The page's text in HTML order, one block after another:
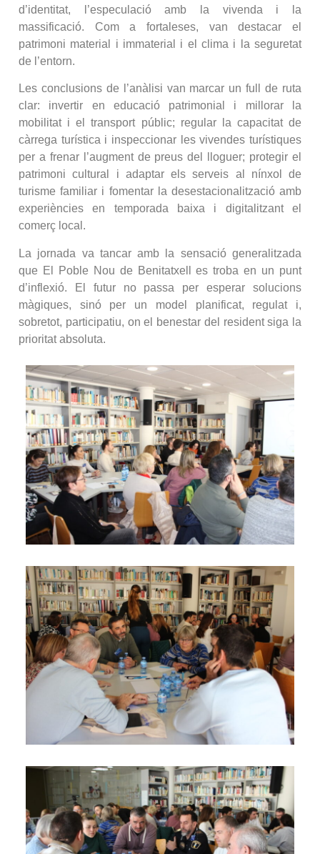
d’identitat, l’especulació amb la vivenda i la
massificació. Com a fortaleses, van destacar el
patrimoni material i immaterial i el clima i la seguretat
de l’entorn.
Les conclusions de l’anàlisi van marcar un full de ruta
clar: invertir en educació patrimonial i millorar la
mobilitat i el transport públic; regular la capacitat de
càrrega turística i inspeccionar les vivendes turístiques
per a frenar l’augment de preus del lloguer; protegir el
patrimoni cultural i adaptar els serveis al nínxol de
turisme familiar i fomentar la desestacionalització amb
experiències en temporada baixa i digitalitzant el
comerç local.
La jornada va tancar amb la sensació generalitzada
que El Poble Nou de Benitatxell es troba en un punt
d’inflexió. El futur no passa per esperar solucions
màgiques, sinó per un model planificat, regulat i,
sobretot, participatiu, on el benestar del resident siga la
prioritat absoluta.